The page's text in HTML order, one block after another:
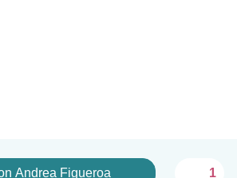
Andrea Figueroa 1